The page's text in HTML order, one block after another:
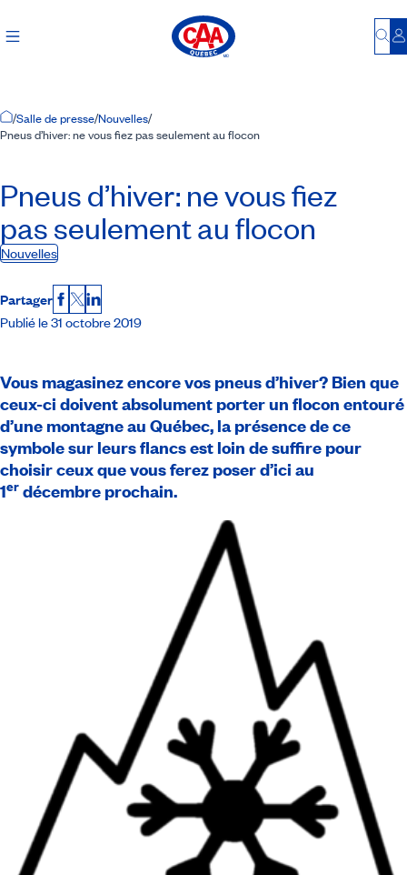
Accueil
/Salle de presse/Nouvelles/
Pneus d’hiver: ne vous fiez pas seulement au flocon
Pneus d’hiver: ne vous fiez
pas seulement au flocon
Nouvelles
Partager Facebook
X LinkedIn
Publié le 31 octobre 2019
Vous magasinez encore vos pneus d’hiver? Bien que
ceux-ci doivent absolument porter un flocon entouré
d’une montagne au Québec, la présence de ce
symbole sur leurs flancs est loin de suffire pour
choisir ceux que vous ferez poser d’ici au
1er décembre prochain.